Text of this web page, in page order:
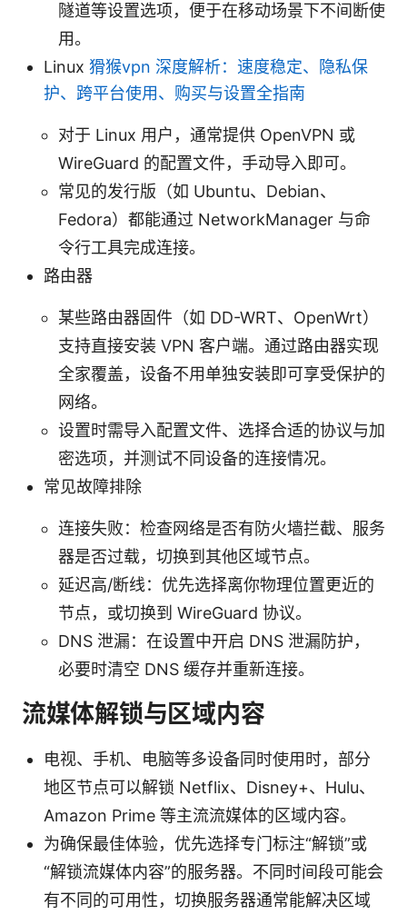
隧道等设置选项，便于在移动场景下不间断使
用。
Linux 猾猴vpn 深度解析：速度稳定、隐私保
护、跨平台使用、购买与设置全指南
对于 Linux 用户，通常提供 OpenVPN 或
WireGuard 的配置文件，手动导入即可。
常见的发行版（如 Ubuntu、Debian、
Fedora）都能通过 NetworkManager 与命
令行工具完成连接。
路由器
某些路由器固件（如 DD-WRT、OpenWrt）
支持直接安装 VPN 客户端。通过路由器实现
全家覆盖，设备不用单独安装即可享受保护的
网络。
设置时需导入配置文件、选择合适的协议与加
密选项，并测试不同设备的连接情况。
常见故障排除
连接失败：检查网络是否有防火墙拦截、服务
器是否过载，切换到其他区域节点。
延迟高/断线：优先选择离你物理位置更近的
节点，或切换到 WireGuard 协议。
DNS 泄漏：在设置中开启 DNS 泄漏防护，
必要时清空 DNS 缓存并重新连接。
流媒体解锁与区域内容
电视、手机、电脑等多设备同时使用时，部分
地区节点可以解锁 Netflix、Disney+、Hulu、
Amazon Prime 等主流流媒体的区域内容。
为确保最佳体验，优先选择专门标注“解锁”或
“解锁流媒体内容”的服务器。不同时间段可能会
有不同的可用性，切换服务器通常能解决区域